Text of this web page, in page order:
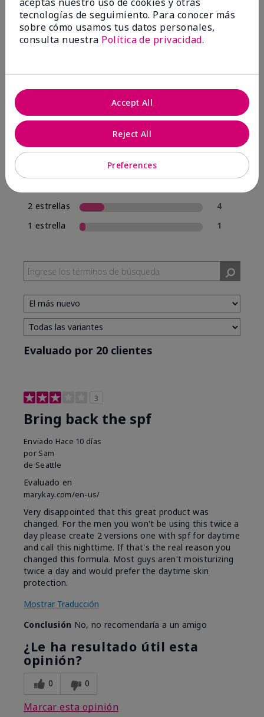
4.0
70% de los encuestados recomendaría a un amigo.
5 estrellas
12
2 estrellas
4
1 estrella
1
Evaluado por 20 clientes
3
Bring back the spf
Enviado Hace 10 días
por Sam
de Seattle
Evaluado en
marykay.com/en-us/
Very disappointed that this great product was
changed. For the men you won't be using this twice a
day please create 2 versions one with spf for daytime
and call this nighttime. If that's the real reason you
changed this formula. Most guys aren't moisturizing
twice a day and would prefer the daytime skin
protection.
Mostrar Traducción
Conclusión No, no recomendaría a un amigo
¿Le ha resultado útil esta
opinión?
0 0
Marcar esta opinión
tecnologías de seguimiento. Para conocer más
sobre cómo usamos tus datos personales,
consulta nuestra Política de privacidad.
Preferences
Reject All
Accept All